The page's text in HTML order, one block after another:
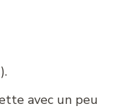
avec un peu